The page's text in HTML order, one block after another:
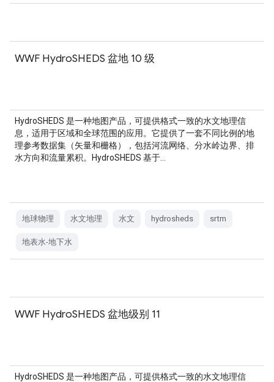
WWF HydroSHEDS 盆地 10 级
HydroSHEDS 是一种地图产品，可提供格式一致的水文地理信
息，适用于区域和全球范围的应用。它提供了一套不同比例的地
理参考数据集（矢量和栅格），包括河流网络、分水岭边界、排
水方向和流量累积。HydroSHEDS 基于…
地球物理 水文地理 水文 hydrosheds srtm
地表水-地下水
WWF HydroSHEDS 盆地级别 11
HydroSHEDS 是一种地图产品，可提供格式一致的水文地理信